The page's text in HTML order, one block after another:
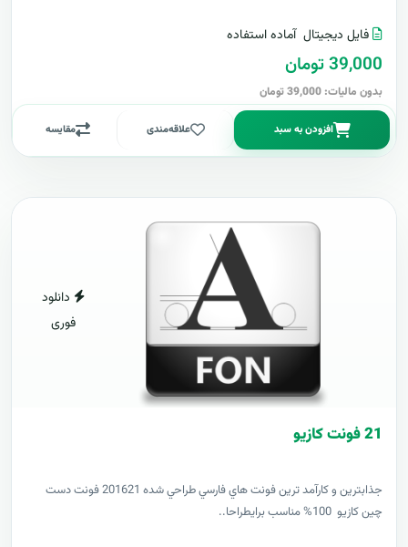
فایل دیجیتال آماده استفاده
39,000 تومان
بدون مالیات: 39,000 تومان
افزودن به سبد علاقه‌مندی مقایسه
دانلود
فوری
21 فونت کازيو
جذابترين و کارآمد ترين فونت هاي فارسي طراحي شده 201621 فونت دست
چين کازيو 100% مناسب برايطراحا..